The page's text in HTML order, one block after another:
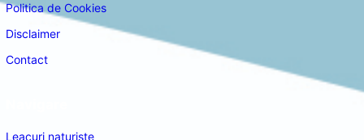
Politica de Cookies
Disclaimer
Contact
Leacuri naturiste